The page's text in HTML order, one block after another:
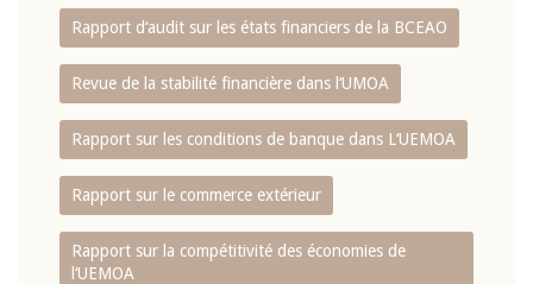
Rapport d‘audit sur les états financiers de la BCEAO
Revue de la stabilité financière dans l‘UMOA
Rapport sur les conditions de banque dans L‘UEMOA
Rapport sur le commerce extérieur
Rapport sur la compétitivité des économies de
l‘UEMOA